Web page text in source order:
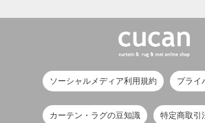
ソーシャルメディア利用規約 プライ
カーテン・ラグの豆知識 特定商取引